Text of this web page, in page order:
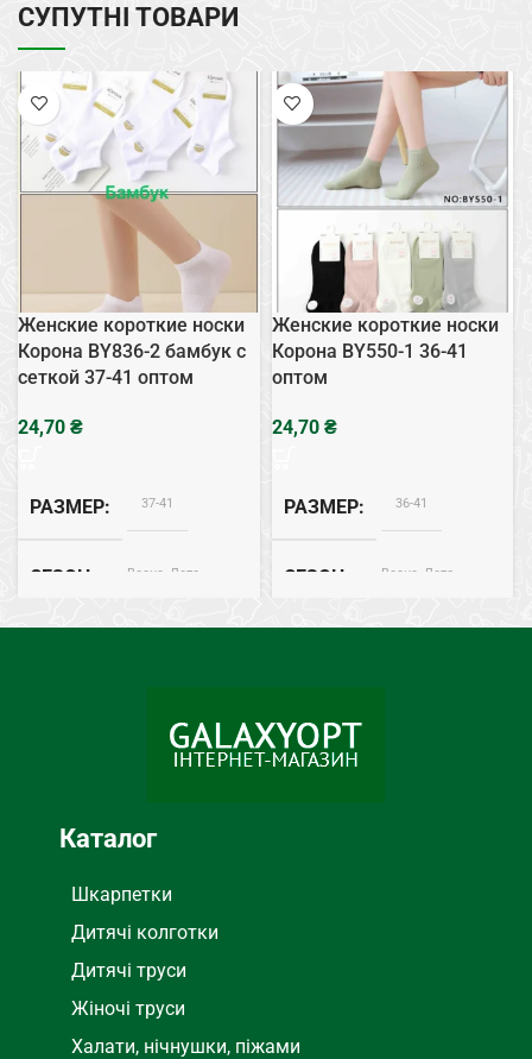
СУПУТНІ ТОВАРИ
Женские короткие носки
Корона BY836-2 бамбук с
сеткой 37-41 оптом
₴
РАЗМЕР 37-41
СЕЗОН Весна, Лето
Женские короткие носки
Корона BY550-1 36-41
оптом
₴
РАЗМЕР 36-41
СЕЗОН Весна, Лето
Каталог
Шкарпетки
Дитячі колготки
Дитячі труси
Жіночі труси
Халати, нічнушки, піжами